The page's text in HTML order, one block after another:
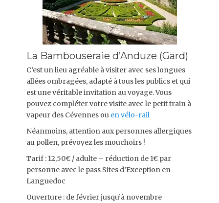
La Bambouseraie d’Anduze (Gard)
C’est un lieu agréable à visiter avec ses longues
allées ombragées, adapté à tous les publics et qui
est une véritable invitation au voyage. Vous
pouvez compléter votre visite avec le petit train à
vapeur des Cévennes ou en vélo-rail
Néanmoins, attention aux personnes allergiques
au pollen, prévoyez les mouchoirs !
Tarif : 12,50€ / adulte – réduction de 1€ par
personne avec le pass Sites d’Exception en
Languedoc
Ouverture : de février jusqu’à novembre